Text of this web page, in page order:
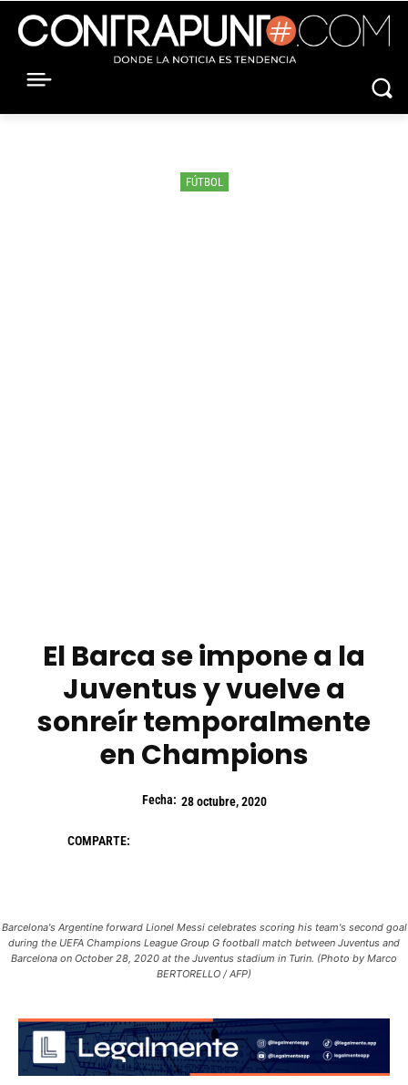
FÚTBOL
El Barca se impone a la
Juventus y vuelve a
sonreír temporalmente
en Champions
Fecha: 28 octubre, 2020
COMPARTE:
Barcelona's Argentine forward Lionel Messi celebrates scoring his team's second goal
during the UEFA Champions League Group G football match between Juventus and
Barcelona on October 28, 2020 at the Juventus stadium in Turin. (Photo by Marco
BERTORELLO / AFP)